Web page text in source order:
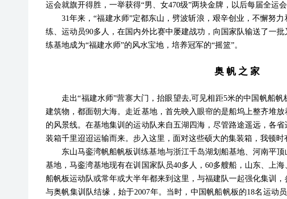
运会就旗开得胜，一举获得“男、女470级”两块金牌，以后每届全运
31年来，“福建水师”定都东山，劈波斩浪，艰辛创业，不懈努
练、运动员90多人，在国内外比赛中屡建战功，向国家队输送了一
练基地成为“福建水师”的风水宝地，培养冠军的“摇篮”。
奥 帆 之 家
走出“福建水师”营寨大门，抬眼望去,可见相距5米的中国帆船
建筑物，都面朝大海。走近基地，首先映入眼帘的是船坞上整齐堆
的风景线。在基地集训的运动队来自五湖四海，尽管路途遥远，各
装箱千里迢迢运输而来。步入这里，面对这些硕大的集装箱，我顿时
东山马銮湾帆船帆板训练基地与浙江千岛湖划船基地、河南平
基地，马銮湾基地现有在训国家队员40多人，60多艘船，山东、上
船帆板运动队或常年或大半年都来到这里，与福建队一起强化集训
与奥帆集训队结缘，始于2007年。当时，中国帆船帆板的18名运动